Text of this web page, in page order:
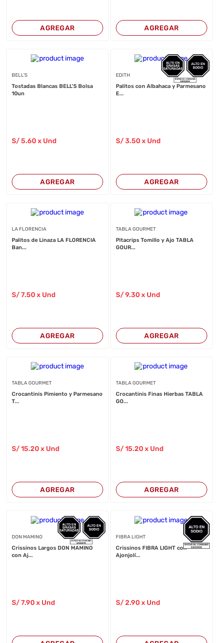
AGREGAR AGREGAR
BELL'S
Tostadas Blancas BELL'S Bolsa
10un
S/5.60 x Und
AGREGAR
EDITH
Palitos con Albahaca y Parmesano
E...
S/3.50x Und
AGREGAR
LA FLORENCIA
Palitos de Linaza LA FLORENCIA
Ban...
S/7.50 x Und
AGREGAR
TABLA GOURMET
Pitacrips Tomillo y Ajo TABLA
GOUR...
S/9.30x Und
AGREGAR
TABLA GOURMET
Crocantinis Pimiento y Parmesano
T...
S/15.20 x Und
AGREGAR
TABLA GOURMET
Crocantinis Finas Hierbas TABLA
GO...
S/15.20x Und
AGREGAR
DON MAMINO
Crissinos Largos DON MAMINO
con Aj...
S/7.90 x Und
FIBRA LIGHT
Crissinos FIBRA LIGHT con
Ajonjolí...
S/2.90x Und